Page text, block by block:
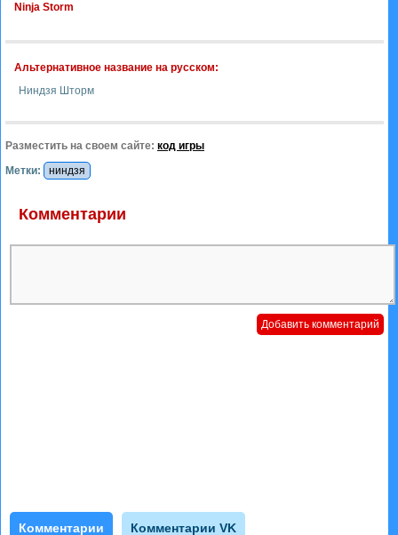
Ninja Storm
Альтернативное название на русском:
Ниндзя Шторм
Разместить на своем сайте: код игры
Метки:
ниндзя
Комментарии
Комментарии Комментарии VK